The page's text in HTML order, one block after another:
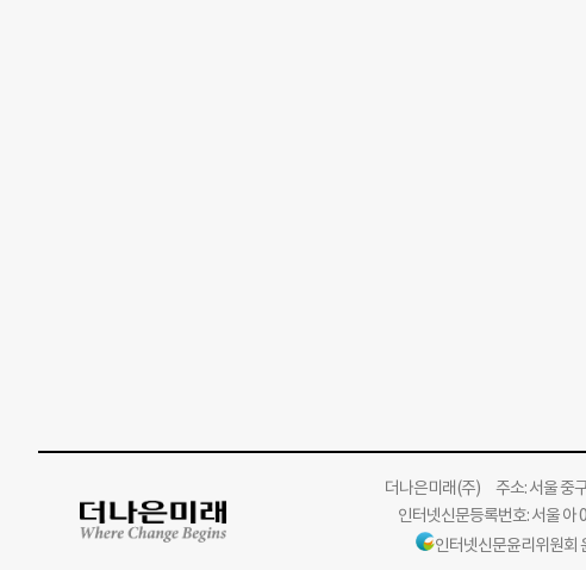
더나은미래(주)주소: 서울 중
인터넷신문등록번호: 서울
인터넷신문윤리위원회